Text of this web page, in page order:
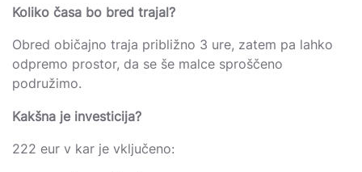
Koliko časa bo bred trajal?
Obred običajno traja približno 3 ure, zatem pa lahko
odpremo prostor, da se še malce sproščeno
podružimo.
Kakšna je investicija?
222 eur v kar je vključeno: